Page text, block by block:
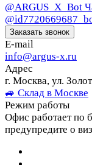
@ARGUS_X_Bot
Заказать звонок
E-mail
info@argus-x.ru
Адрес
г. Москва, ул.
🚙 Склад в Москве
Режим работы
Офис работает по
предупредите о